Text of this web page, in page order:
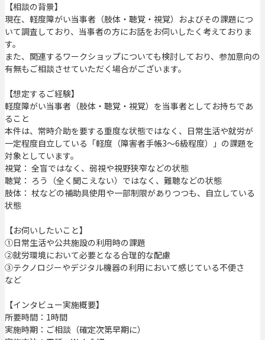
【相談の背景】
現在、軽度障がい当事者（肢体・聴覚・視覚）およびその課題につ
いて調査しており、当事者の方にお話をお伺いしたく考えておりま
す。
また、関連するワークショップについても検討しており、参加意向の
有無もご相談させていただく場合がございます。
【想定するご経験】
軽度障がい当事者（肢体・聴覚・視覚）を当事者としてお持ちであ
ること
本件は、常時介助を要する重度な状態ではなく、日常生活や就労が
一定程度自立している「軽度（障害者手帳3〜6級程度）」の課題を
対象としています。
視覚： 全盲ではなく、弱視や視野狭窄などの状態
聴覚： ろう（全く聞こえない）ではなく、難聴などの状態
肢体： 杖などの補助具使用や一部制限がありつつも、自立している
状態
【お伺いしたいこと】
①日常生活や公共施設の利用時の課題
②就労環境において必要となる合理的な配慮
③テクノロジーやデジタル機器の利用において感じている不便さ
など
【インタビュー実施概要】
所要時間：1時間
実施時期：ご相談（確定次第早期に）